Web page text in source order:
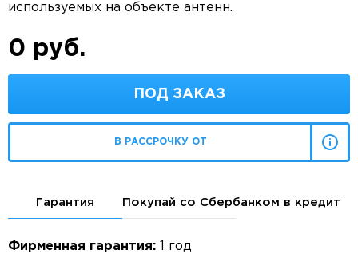
используемых на объекте антенн.
0 руб.
ПОД ЗАКАЗ
В РАССРОЧКУ ОТ
Гарантия Покупай со Сбербанком в кредит
Фирменная гарантия: 1 год